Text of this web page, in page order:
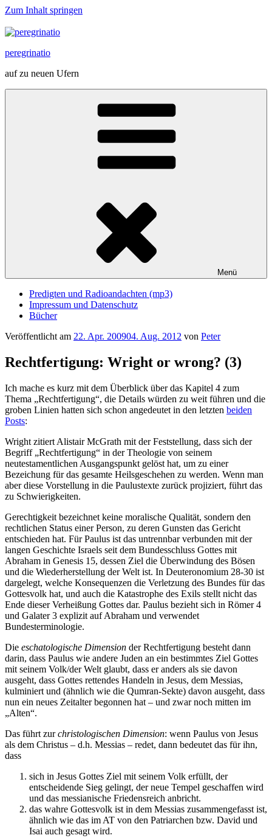
Zum Inhalt springen
peregrinatio
auf zu neuen Ufern
Menü
Predigten und Radioandachten (mp3)
Impressum und Datenschutz
Bücher
Veröffentlicht am 22. Apr. 200904. Aug. 2012 von Peter
Rechtfertigung: Wright or wrong? (3)
Ich mache es kurz mit dem Überblick über das Kapitel 4 zum
Thema „Rechtfertigung“, die Details würden zu weit führen und die
groben Linien hatten sich schon angedeutet in den letzten beiden
Posts:
Wright zitiert Alistair McGrath mit der Feststellung, dass sich der
Begriff „Rechtfertigung“ in der Theologie von seinem
neutestamentlichen Ausgangspunkt gelöst hat, um zu einer
Bezeichung für das gesamte Heilsgeschehen zu werden. Wenn man
aber diese Vorstellung in die Paulustexte zurück projiziert, führt das
zu Schwierigkeiten.
Gerechtigkeit bezeichnet keine moralische Qualität, sondern den
rechtlichen Status einer Person, zu deren Gunsten das Gericht
entschieden hat. Für Paulus ist das untrennbar verbunden mit der
langen Geschichte Israels seit dem Bundesschluss Gottes mit
Abraham in Genesis 15, dessen Ziel die Überwindung des Bösen
und die Wiederherstellung der Welt ist. In Deuteronomium 28-30 ist
dargelegt, welche Konsequenzen die Verletzung des Bundes für das
Gottesvolk hat, und auch die Katastrophe des Exils stellt nicht das
Ende dieser Verheißung Gottes dar. Paulus bezieht sich in Römer 4
und Galater 3 explizit auf Abraham und verwendet
Bundesterminologie.
Die eschatologische Dimension der Rechtfertigung besteht dann
darin, dass Paulus wie andere Juden an ein bestimmtes Ziel Gottes
mit seinem Volk/der Welt glaubt, dass er anders als sie davon
ausgeht, dass Gottes rettendes Handeln in Jesus, dem Messias,
kulminiert und (ähnlich wie die Qumran-Sekte) davon ausgeht, dass
nun ein neues Zeitalter begonnen hat – und zwar noch mitten im
„Alten“.
Das führt zurchristologischen Dimension: wenn Paulus von Jesus
als dem Christus – d.h. Messias – redet, dann bedeutet das für ihn,
dass
sich in Jesus Gottes Ziel mit seinem Volk erfüllt, der
entscheidende Sieg gelingt, der neue Tempel geschaffen wird
und das messianische Friedensreich anbricht.
das wahre Gottesvolk ist in dem Messias zusammengefasst ist,
ähnlich wie das im AT von den Patriarchen bzw. David und
Isai auch gesagt wird.